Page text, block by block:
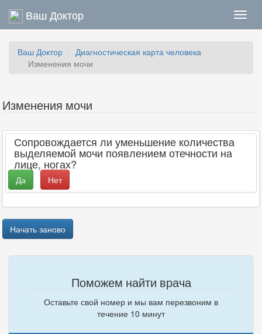
Ваш Доктор
Ваш Доктор
Диагностическая карта человека
Изменения мочи
Изменения мочи
Сопровождается ли уменьшение количества
выделяемой мочи появлением отечности на
лице, ногах?
Да Нет
Начать заново
Поможем найти врача
Оставьте свой номер и мы вам перезвоним в
течение 10 минут